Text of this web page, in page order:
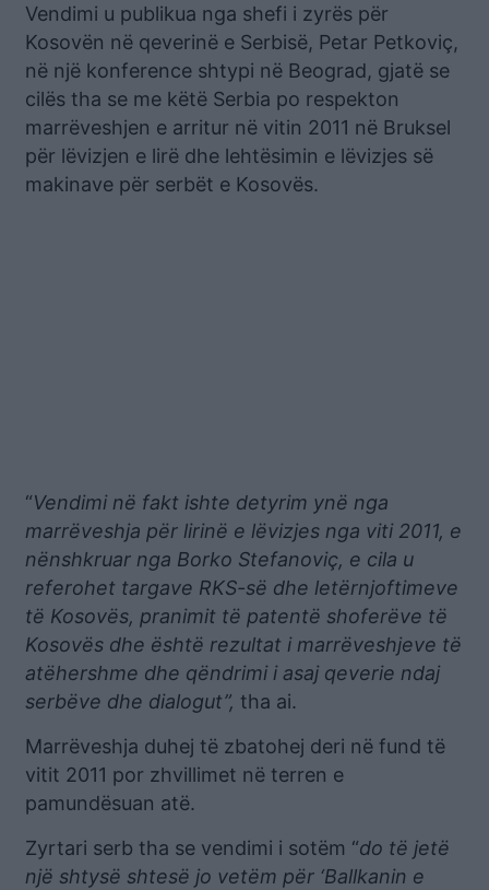
Vendimi u publikua nga shefi i zyrës për
Kosovën në qeverinë e Serbisë, Petar Petkoviç,
në një konference shtypi në Beograd, gjatë se
cilës tha se me këtë Serbia po respekton
marrëveshjen e arritur në vitin 2011 në Bruksel
për lëvizjen e lirë dhe lehtësimin e lëvizjes së
makinave për serbët e Kosovës.
“Vendimi në fakt ishte detyrim ynë nga
marrëveshja për lirinë e lëvizjes nga viti 2011, e
nënshkruar nga Borko Stefanoviç, e cila u
referohet targave RKS-së dhe letërnjoftimeve
të Kosovës, pranimit të patentë shoferëve të
Kosovës dhe është rezultat i marrëveshjeve të
atëhershme dhe qëndrimi i asaj qeverie ndaj
serbëve dhe dialogut”, tha ai.
Marrëveshja duhej të zbatohej deri në fund të
vitit 2011 por zhvillimet në terren e
pamundësuan atë.
Zyrtari serb tha se vendimi i sotëm “do të jetë
një shtysë shtesë jo vetëm për ‘Ballkanin e